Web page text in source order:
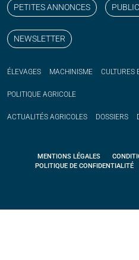
PETITES ANNONCES
NEWSLETTER
ÉLEVAGES MACHINISME CULTURES
POLITIQUE AGRICOLE
ACTUALITÉS AGRICOLES DOSSIERS
MENTIONS LÉGALES
POLITIQUE DE CONFIDENTIALITÉ